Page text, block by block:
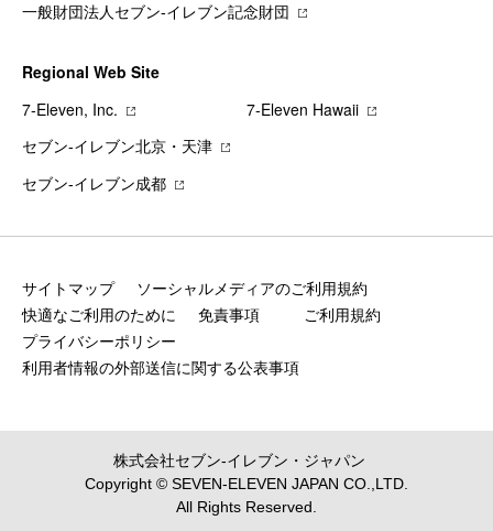
一般財団法人セブン-イレブン記念財団
Regional Web Site
7‐Eleven, Inc.
7‐Eleven Hawaii
セブン‐イレブン北京・天津
セブン‐イレブン成都
サイトマップ
ソーシャルメディアのご利用規約
快適なご利用のために
免責事項
ご利用規約
プライバシーポリシー
利用者情報の外部送信に関する公表事項
株式会社セブン‐イレブン・ジャパン
Copyright © SEVEN-ELEVEN JAPAN CO.,LTD.
All Rights Reserved.